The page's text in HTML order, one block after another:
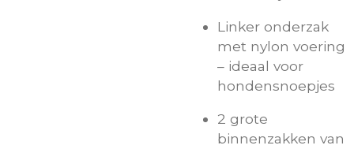
Linker onderzak
met nylon voering
– ideaal voor
hondensnoepjes
2 grote
binnenzakken van